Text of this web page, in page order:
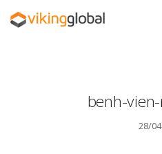
benh-
28/